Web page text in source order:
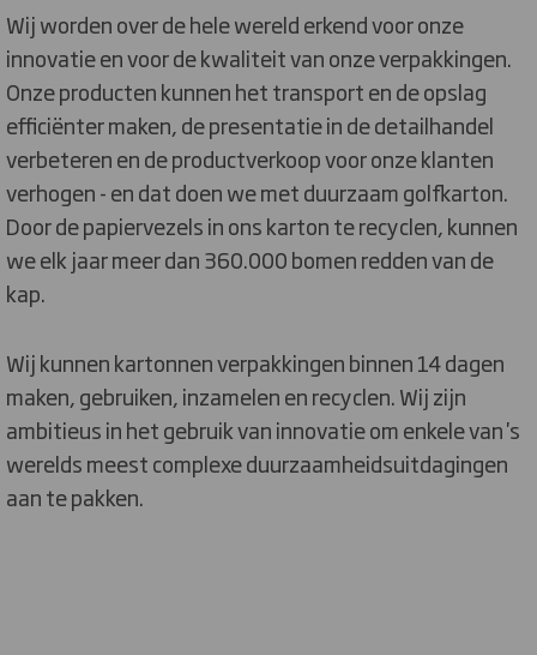
Wij worden over de hele wereld erkend voor onze
innovatie en voor de kwaliteit van onze verpakkingen.
Onze producten kunnen het transport en de opslag
efficiënter maken, de presentatie in de detailhandel
verbeteren en de productverkoop voor onze klanten
verhogen - en dat doen we met duurzaam golfkarton.
Door de papiervezels in ons karton te recyclen, kunnen
we elk jaar meer dan 360.000 bomen redden van de
kap.
Wij kunnen kartonnen verpakkingen binnen 14 dagen
maken, gebruiken, inzamelen en recyclen. Wij zijn
ambitieus in het gebruik van innovatie om enkele van 's
werelds meest complexe duurzaamheidsuitdagingen
aan te pakken.